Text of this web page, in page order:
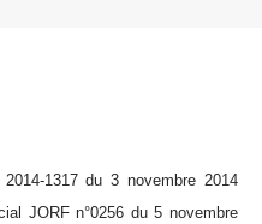
1317 du 3 novembre 2014
JORF n°0256 du 5 novembre